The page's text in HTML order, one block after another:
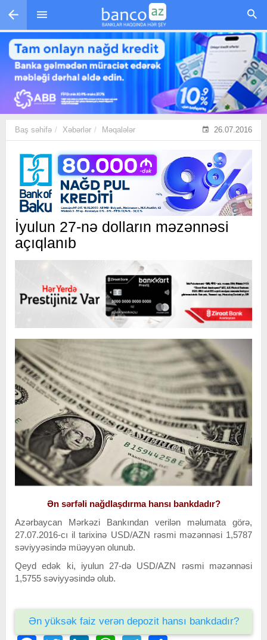
Skip to main content
Baş səhifə Xəbərlər Məqalələr 26.07.2016
İyulun 27-nə dolların məzənnəsi
açıqlanıb
Ən sərfəli nağdlaşdırma hansı bankdadır?
Azərbaycan Mərkəzi Bankından verilən məlumata görə,
27.07.2016-cı il tarixinə USD/AZN rəsmi məzənnəsi 1,5787
səviyyəsində müəyyən olunub.
Qeyd edək ki, iyulun 27-də USD/AZN rəsmi məzənnəsi
1,5755 səviyyəsində olub.
Ən yüksək faiz verən depozit hansı bankdadır?